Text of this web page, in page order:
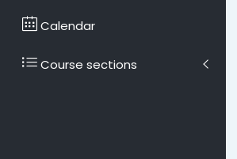
Calendar
Course sections